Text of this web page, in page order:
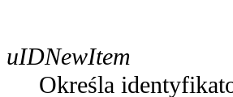
uIDNewItem
Określa